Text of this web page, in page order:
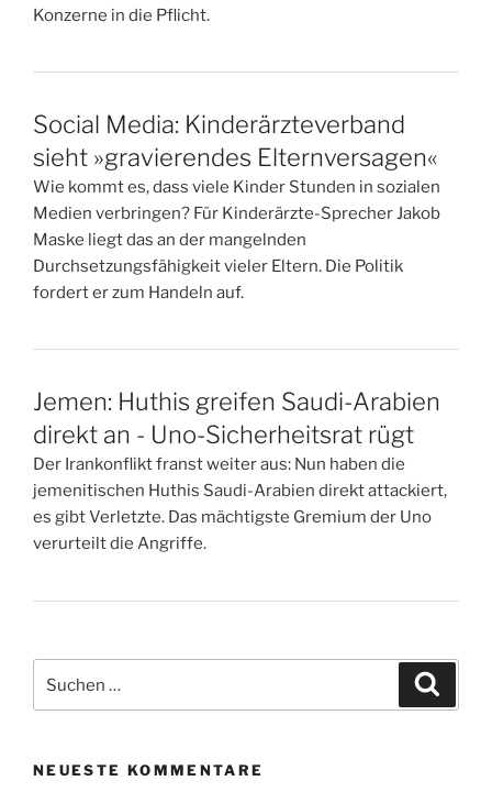
Konzerne in die Pflicht.
Social Media: Kinderärzteverband
sieht »gravierendes Elternversagen«
Wie kommt es, dass viele Kinder Stunden in sozialen
Medien verbringen? Für Kinderärzte-Sprecher Jakob
Maske liegt das an der mangelnden
Durchsetzungsfähigkeit vieler Eltern. Die Politik
fordert er zum Handeln auf.
Jemen: Huthis greifen Saudi-Arabien
direkt an - Uno-Sicherheitsrat rügt
Der Irankonflikt franst weiter aus: Nun haben die
jemenitischen Huthis Saudi-Arabien direkt attackiert,
es gibt Verletzte. Das mächtigste Gremium der Uno
verurteilt die Angriffe.
nach:
NEUESTE KOMMENTARE